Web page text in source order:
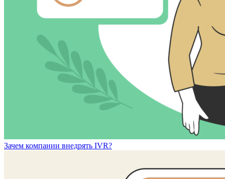
Зачем компании внедрять IVR?